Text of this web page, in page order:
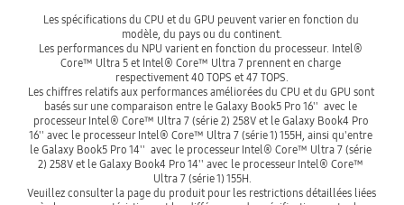
Les spécifications du CPU et du GPU peuvent varier en fonction du
modèle, du pays ou du continent.
Les performances du NPU varient en fonction du processeur. Intel®
Core™ Ultra 5 et Intel® Core™ Ultra 7 prennent en charge
respectivement 40 TOPS et 47 TOPS.
Les chiffres relatifs aux performances améliorées du CPU et du GPU sont
basés sur une comparaison entre le Galaxy Book5 Pro 16''  avec le
processeur Intel® Core™ Ultra 7 (série 2) 258V et le Galaxy Book4 Pro
16'' avec le processeur Intel® Core™ Ultra 7 (série 1) 155H, ainsi qu'entre
le Galaxy Book5 Pro 14''  avec le processeur Intel® Core™ Ultra 7 (série
2) 258V et le Galaxy Book4 Pro 14'' avec le processeur Intel® Core™
Ultra 7 (série 1) 155H.
Veuillez consulter la page du produit pour les restrictions détaillées liées